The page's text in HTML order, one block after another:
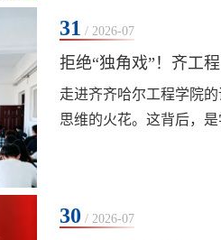
31 / 2026-07
拒绝“独角戏”！齐工
走进齐齐哈尔工程学院
思维的火花。这背后，
30 / 2026-07